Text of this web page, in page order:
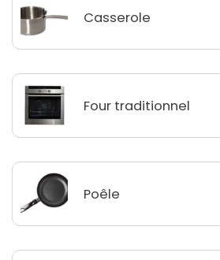
Casserole
Four traditionnel
Poêle